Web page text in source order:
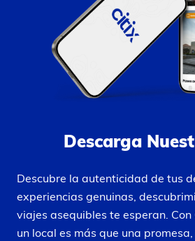
Descarga
Descubre la autenticidad de tus
experiencias genuinas,
viajes asequibles te esperan.
un local es más que una